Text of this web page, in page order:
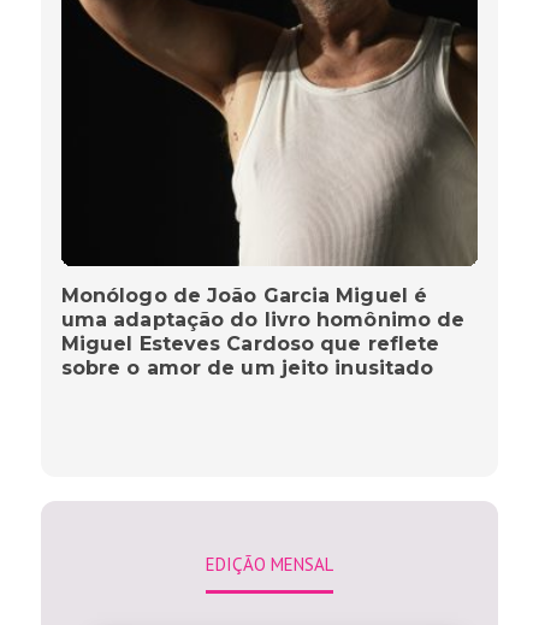
Monólogo de João Garcia Miguel é
uma adaptação do livro homônimo de
Miguel Esteves Cardoso que reflete
sobre o amor de um jeito inusitado
EDIÇÃO MENSAL